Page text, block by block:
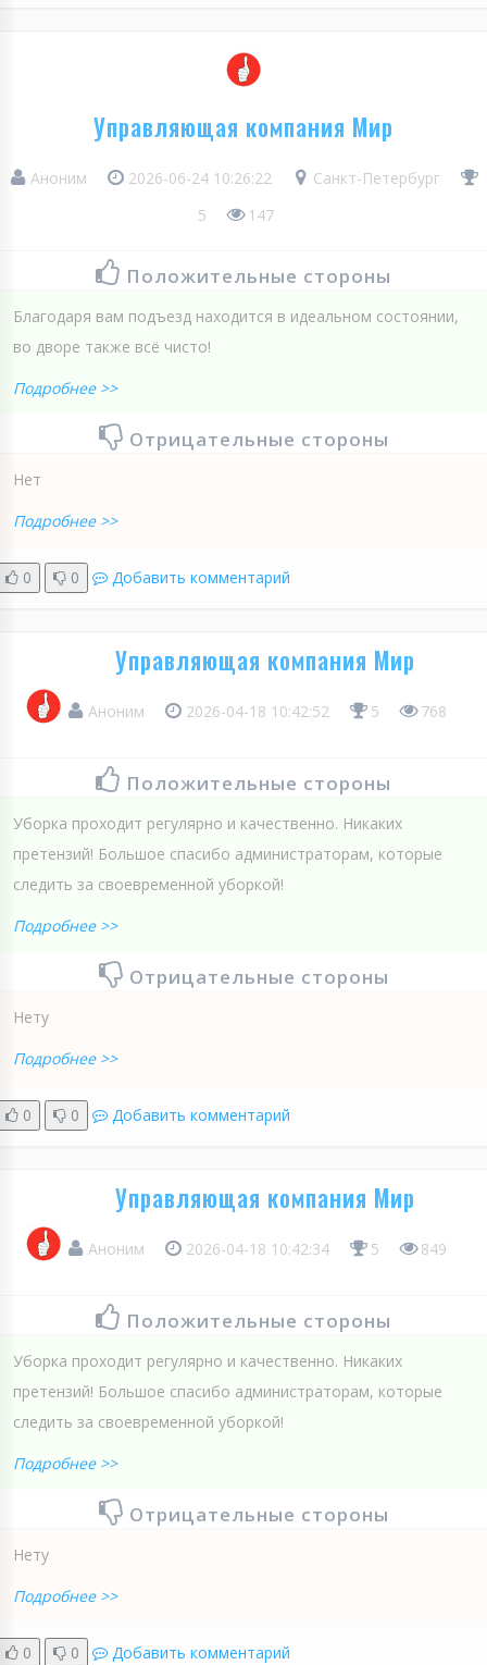
Управляющая компания Мир
Аноним 2026-06-24 10:26:22
Санкт-Петербург
5
147
Положительные стороны
Благодаря вам подъезд находится в идеальном состоянии,
во дворе также всё чисто!
Подробнее >>
Отрицательные стороны
Нет
Подробнее >>
0 0 Добавить комментарий
Управляющая компания Мир
Аноним 2026-04-18 10:42:52 5 768
Положительные стороны
Уборка проходит регулярно и качественно. Никаких
претензий! Большое спасибо администраторам, которые
следить за своевременной уборкой!
Подробнее >>
Отрицательные стороны
Нету
Подробнее >>
0 0 Добавить комментарий
Управляющая компания Мир
Аноним 2026-04-18 10:42:34 5 849
Положительные стороны
Уборка проходит регулярно и качественно. Никаких
претензий! Большое спасибо администраторам, которые
следить за своевременной уборкой!
Подробнее >>
Отрицательные стороны
Нету
Подробнее >>
0 0 Добавить комментарий